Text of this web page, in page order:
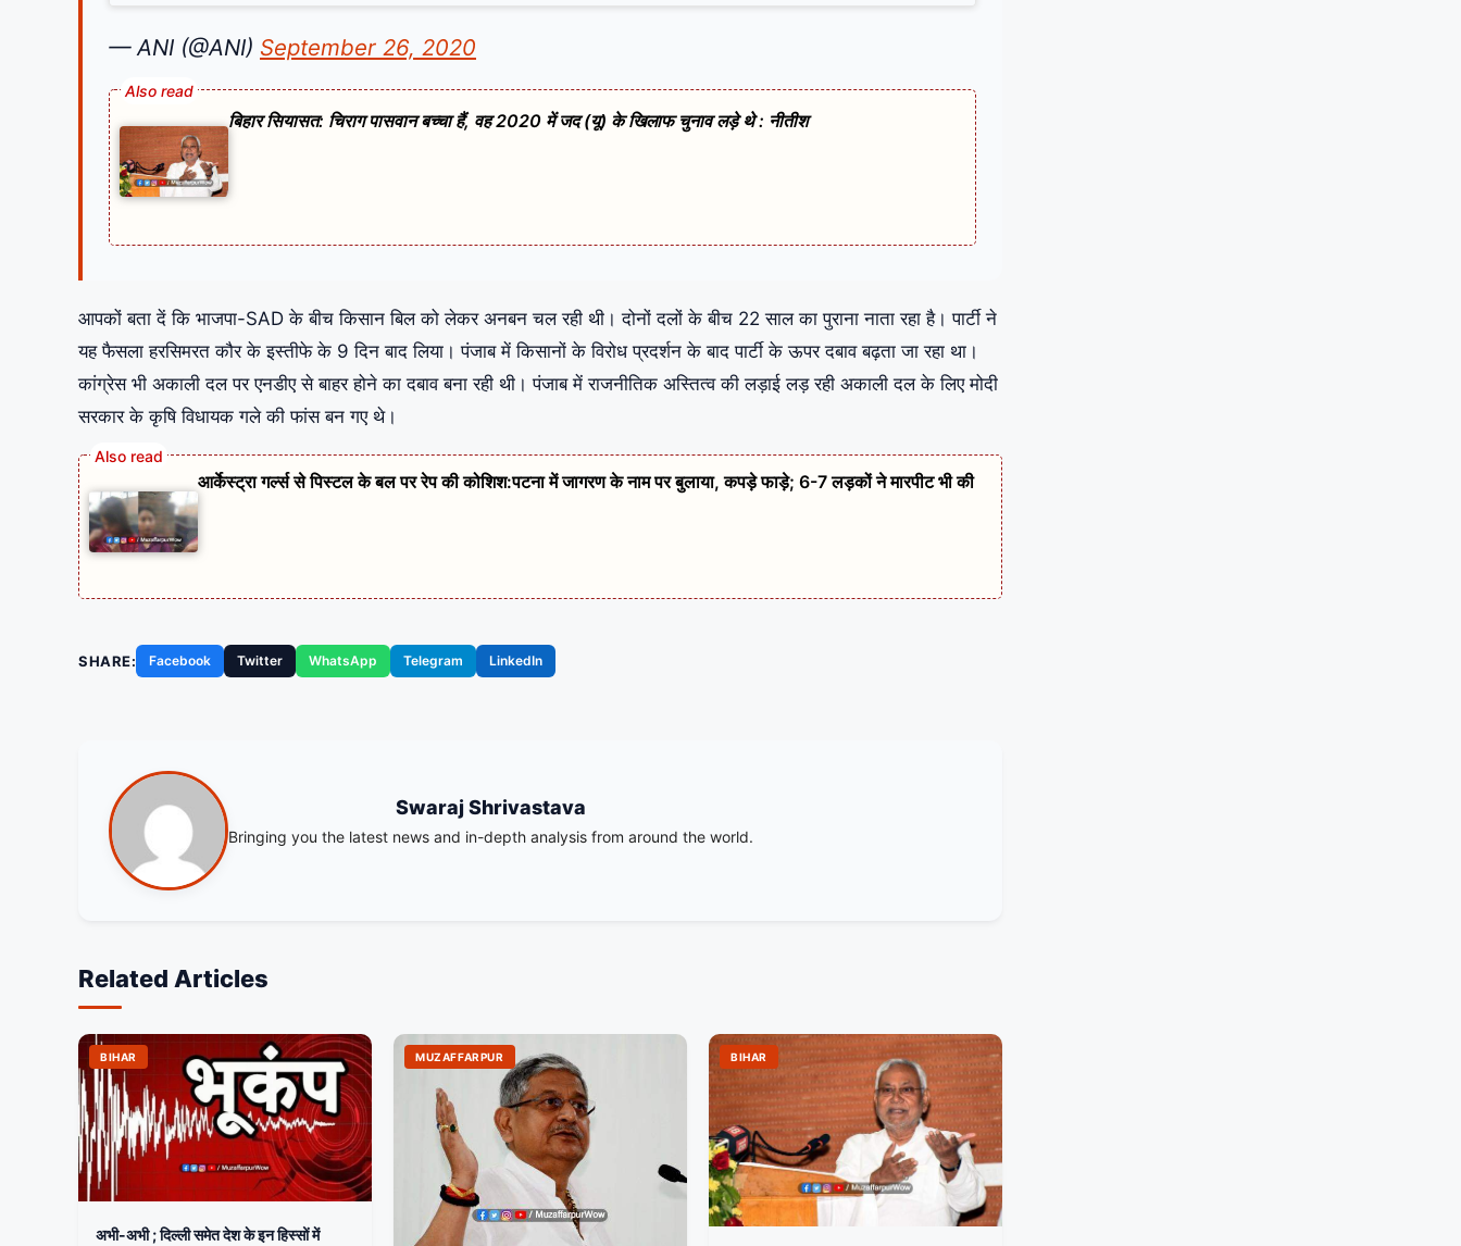
— ANI (@ANI) September 26, 2020
बिहार सियासत: चिराग पासवान बच्चा हैं, वह 2020 में जद (यू) के खिलाफ चुनाव लड़े थे : नीतीश
आपकों बता दें कि भाजपा-SAD के बीच किसान बिल को लेकर अनबन चल रही थी। दोनों दलों के बीच 22 साल का पुराना नाता रहा है। पार्टी ने
यह फैसला हरसिमरत कौर के इस्तीफे के 9 दिन बाद लिया। पंजाब में किसानों के विरोध प्रदर्शन के बाद पार्टी के ऊपर दबाव बढ़ता जा रहा था।
कांग्रेस भी अकाली दल पर एनडीए से बाहर होने का दबाव बना रही थी। पंजाब में राजनीतिक अस्तित्व की लड़ाई लड़ रही अकाली दल के लिए मोदी
सरकार के कृषि विधायक गले की फांस बन गए थे।
आर्केस्ट्रा गर्ल्स से पिस्टल के बल पर रेप की कोशिश:पटना में जागरण के नाम पर बुलाया, कपड़े फाड़े; 6-7 लड़कों ने मारपीट भी की
SHARE: Facebook Twitter WhatsApp Telegram LinkedIn
Swaraj Shrivastava
Bringing you the latest news and in-depth analysis from around the world.
Related Articles
BIHAR
अभी-अभी ; दिल्ली समेत देश के इन हिस्सों में
MUZAFFARPUR BIHAR